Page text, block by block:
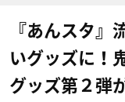
『あんスタ』
いグッズに！
グッズ第２弾